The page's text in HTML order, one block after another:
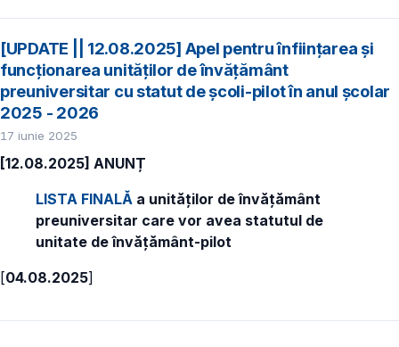
[UPDATE || 12.08.2025] Apel pentru înființarea și
funcționarea unităților de învățământ
preuniversitar cu statut de școli-pilot în anul școlar
2025 - 2026
17 iunie 2025
[12.08.2025] ANUNȚ
LISTA FINALĂ a unităților de învățământ
preuniversitar care vor avea statutul de
unitate de învățământ-pilot
[04.08.2025]